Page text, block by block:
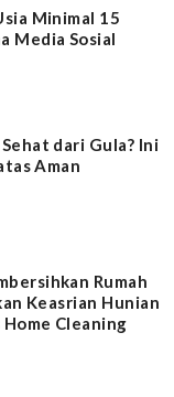
Minimal 15
Media Sosial
dari Gula? Ini
Aman
Rumah
Keasrian Hunian
Cleaning